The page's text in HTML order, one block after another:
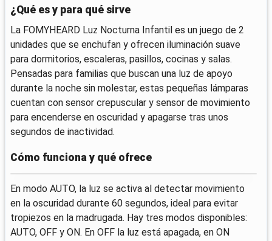
¿Qué es y para qué sirve
La FOMYHEARD Luz Nocturna Infantil es un juego de 2
unidades que se enchufan y ofrecen iluminación suave
para dormitorios, escaleras, pasillos, cocinas y salas.
Pensadas para familias que buscan una luz de apoyo
durante la noche sin molestar, estas pequeñas lámparas
cuentan con sensor crepuscular y sensor de movimiento
para encenderse en oscuridad y apagarse tras unos
segundos de inactividad.
Cómo funciona y qué ofrece
En modo AUTO, la luz se activa al detectar movimiento
en la oscuridad durante 60 segundos, ideal para evitar
tropiezos en la madrugada. Hay tres modos disponibles:
AUTO, OFF y ON. En OFF la luz está apagada, en ON